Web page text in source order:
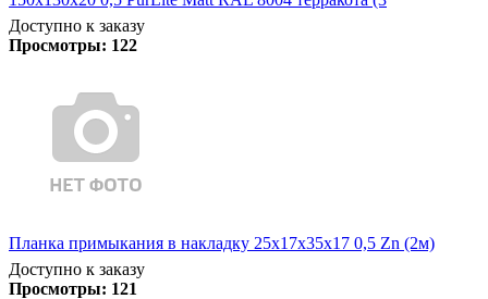
Доступно к заказу
Просмотры: 122
Планка примыкания в накладку 25х17х35х17 0,5 Zn (2м)
Доступно к заказу
Просмотры: 121